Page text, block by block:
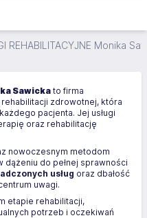
REHABILITACYJNE Monika
Sawicka to firma
zdrowotnej, która
pacjenta. Jej usługi
oraz rehabilitację
nowoczesnym metodom
do pełnej sprawności
usług oraz dbałość
uwagi.
etapie rehabilitacji,
potrzeb i oczekiwań